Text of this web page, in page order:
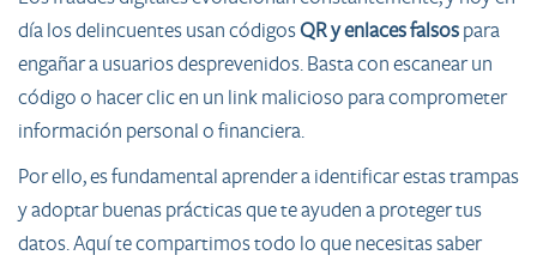
día los delincuentes usan códigosQR y enlaces falsospara
engañar a usuarios desprevenidos. Basta con escanear un
código o hacer clic en un link malicioso para comprometer
información personal o financiera.
Por ello, es fundamental aprender a identificar estas trampas
y adoptar buenas prácticas que te ayuden a proteger tus
datos. Aquí te compartimos todo lo que necesitas saber